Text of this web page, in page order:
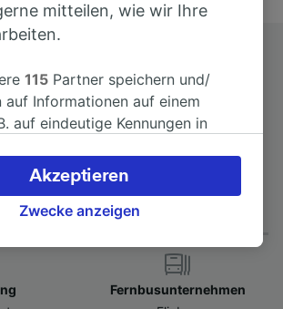
von Düsseldorf nach
Erster und letzter Bus
23:05 - 23:05
Fernbusunternehmen
mitteilen, wie wir Ihre
115 Partner speichern und/
auf Informationen auf einem
auf eindeutige Kennungen in
Sie können Ihre Präferenzen
verwalten, einschließlich
bei berechtigtem
jederzeit die Seite der
Diese Präferenzen
Partnern signalisiert und
Zwecke anzeigen
Akzeptieren